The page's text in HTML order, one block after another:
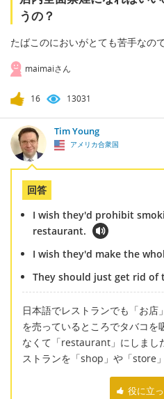
うの？
たばこのにおいがとても苦手なの
maimaiさん
16 13031
Tim Young
アメリカ合衆国
回答
I wish they'd prohibit
restaurant.
I wish they'd make the
They should just get rid of
日本語でレストランでも「お
を売っているところでタバコ
なくて「restaurant」にしまし
ストランを「shop」や「store
役に立